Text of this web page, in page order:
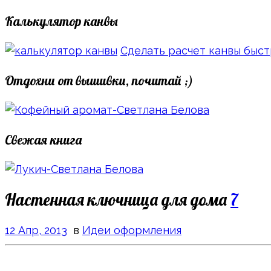
Калькулятор канвы
Сделать расчет канвы
Отдохни от вышивки, почитай ;)
Свежая книга
Настенная ключница для дома 7
12 Апр, 2013 в Идеи оформления